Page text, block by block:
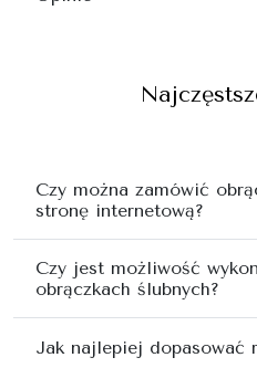
Czy można zamówić
stronę internetową?
Czy jest możliwość
obrączkach ślubnych?
Jak najlepiej dopasować